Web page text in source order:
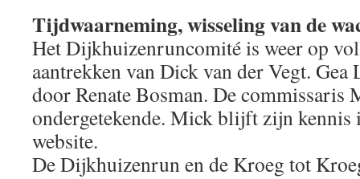
Tijdwaarneming, wisseling van de
Het Dijkhuizenruncomité is weer op
aantrekken van Dick van der Vegt. Gea
door Renate Bosman. De commissaris
ondergetekende. Mick blijft zijn kennis
website.
De Dijkhuizenrun en de Kroeg tot